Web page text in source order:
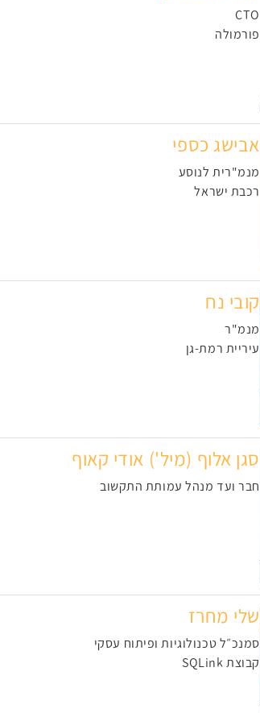
CTO
פורמולה
אבישג כספי
מנמ"רית לנוסע
רכבת ישראל
קובי נח
מנמ"ר
עיריית רמת-גן
סגן אלוף (מיל') אודי קאוף
חבר ועד מנהל עמותת התקשוב
שלי מחרז
סמנכ״ל טכנולוגיות ופיתוח עסקי
קבוצת SQLink